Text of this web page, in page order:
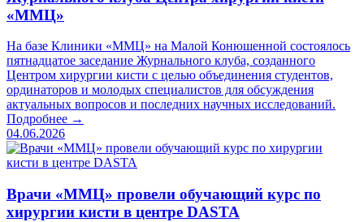
«ММЦ»
На базе Клиники «ММЦ» на Малой Конюшенной состоялось
пятнадцатое заседание Журнального клуба, созданного
Центром хирургии кисти с целью объединения студентов,
ординаторов и молодых специалистов для обсуждения
актуальных вопросов и последних научных исследований.
Подробнее →
04.06.2026
Врачи «ММЦ» провели обучающий курс по
хирургии кисти в центре DASTA